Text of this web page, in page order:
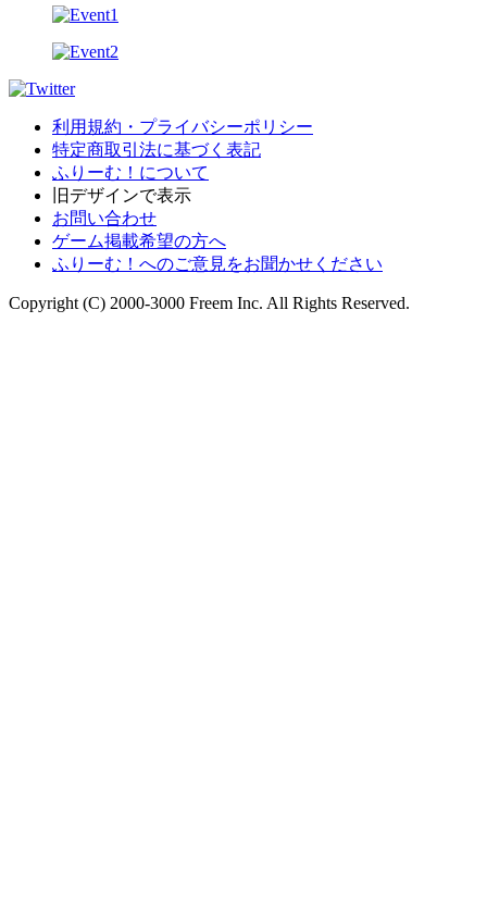
利用規約・プライバシーポリシー
特定商取引法に基づく表記
ふりーむ！について
旧デザインで表示
お問い合わせ
ゲーム掲載希望の方へ
ふりーむ！へのご意見をお聞かせください
Copyright (C) 2000-3000 Freem Inc. All Rights Reserved.